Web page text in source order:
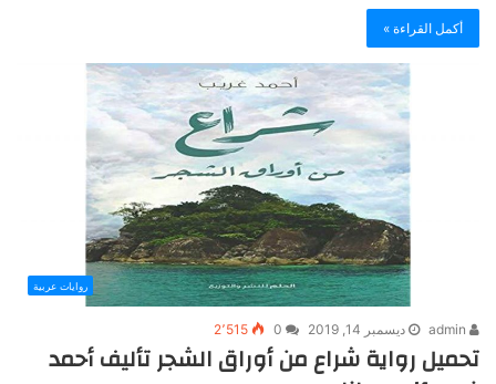
أكمل القراءة »
روايات عربية
ديسمبر 14, 2019 0 2٬515
تحميل رواية شراع من أوراق الشجر تأليف أحمد